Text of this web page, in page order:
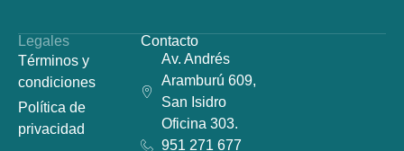
Legales
Términos y
condiciones
Política de
privacidad
Contacto
Av. Andrés
Aramburú 609,
San Isidro
Oficina 303.
951 271 677